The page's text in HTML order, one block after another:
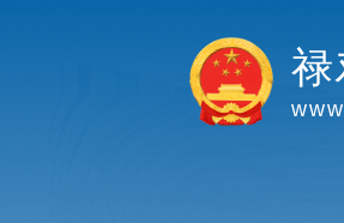
禄